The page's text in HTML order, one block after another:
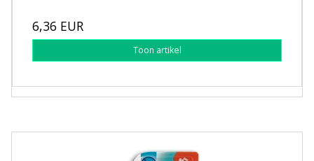
6,36 EUR
Toon artikel